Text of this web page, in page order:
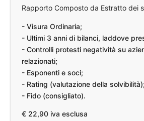
Rapporto Composto da Estratto dei
- Visura Ordinaria;
- Ultimi 3 anni di bilanci, laddove
- Controlli protesti negatività su
relazionati;
- Esponenti e soci;
- Rating (valutazione della solvibilità);
- Fido (consigliato).
€ 22,90 iva esclusa